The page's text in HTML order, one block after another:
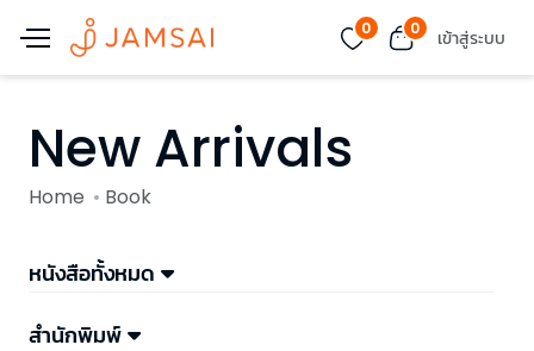
0 0 เข้าสู่ระบบ
New Arrivals
Home Book
หนังสือทั้งหมด
สำนักพิมพ์